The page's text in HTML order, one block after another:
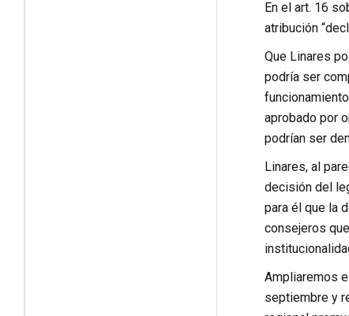
En el art. 16
atribución
Que Linares
podría ser
aprobado por
podrían ser
Linares, al
decisión del
para él que la
consejeros
Ampliaremos
septiembre y